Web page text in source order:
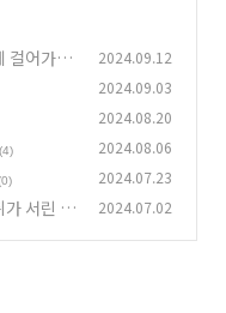
걸어가겠
2024.09.12
2024.09.03
2024.08.20
(4) 2024.08.06
2024.07.23
서린 수
2024.07.02